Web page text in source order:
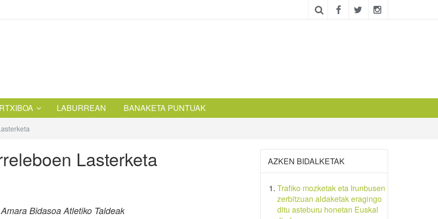
LABURREAN BANAKETA PUNTUAK
Lasterketa
Bidasoa Atletiko Taldeak
AZKEN BIDALKETAK
Trafiko mozketak eta Irunbusen
zerbitzuan aldaketak eragingo
ditu asteburu honetan Euskal